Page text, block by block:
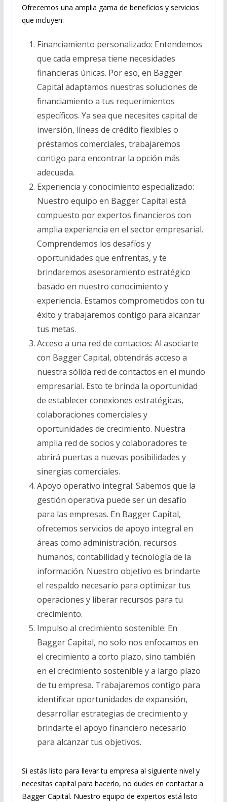
Ofrecemos una amplia gama de beneficios y servicios
que incluyen:
Financiamiento personalizado: Entendemos
que cada empresa tiene necesidades
financieras únicas. Por eso, en Bagger
Capital adaptamos nuestras soluciones de
financiamiento a tus requerimientos
específicos. Ya sea que necesites capital de
inversión, líneas de crédito flexibles o
préstamos comerciales, trabajaremos
contigo para encontrar la opción más
adecuada.
Experiencia y conocimiento especializado:
Nuestro equipo en Bagger Capital está
compuesto por expertos financieros con
amplia experiencia en el sector empresarial.
Comprendemos los desafíos y
oportunidades que enfrentas, y te
brindaremos asesoramiento estratégico
basado en nuestro conocimiento y
experiencia. Estamos comprometidos con tu
éxito y trabajaremos contigo para alcanzar
tus metas.
Acceso a una red de contactos: Al asociarte
con Bagger Capital, obtendrás acceso a
nuestra sólida red de contactos en el mundo
empresarial. Esto te brinda la oportunidad
de establecer conexiones estratégicas,
colaboraciones comerciales y
oportunidades de crecimiento. Nuestra
amplia red de socios y colaboradores te
abrirá puertas a nuevas posibilidades y
sinergias comerciales.
Apoyo operativo integral: Sabemos que la
gestión operativa puede ser un desafío
para las empresas. En Bagger Capital,
ofrecemos servicios de apoyo integral en
áreas como administración, recursos
humanos, contabilidad y tecnología de la
información. Nuestro objetivo es brindarte
el respaldo necesario para optimizar tus
operaciones y liberar recursos para tu
crecimiento.
Impulso al crecimiento sostenible: En
Bagger Capital, no solo nos enfocamos en
el crecimiento a corto plazo, sino también
en el crecimiento sostenible y a largo plazo
de tu empresa. Trabajaremos contigo para
identificar oportunidades de expansión,
desarrollar estrategias de crecimiento y
brindarte el apoyo financiero necesario
para alcanzar tus objetivos.
Si estás listo para llevar tu empresa al siguiente nivel y
necesitas capital para hacerlo, no dudes en contactar a
Bagger Capital. Nuestro equipo de expertos está listo